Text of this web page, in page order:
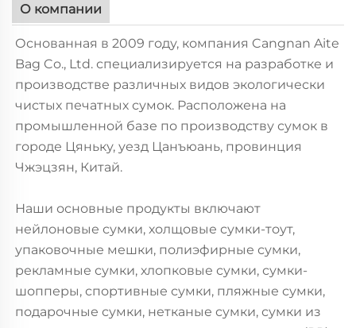
О компании
Основанная в 2009 году, компания Cangnan Aite
Bag Co., Ltd. специализируется на разработке и
производстве различных видов экологически
чистых печатных сумок. Расположена на
промышленной базе по производству сумок в
городе Цяньку, уезд Цанъюань, провинция
Чжэцзян, Китай.
Наши основные продукты включают
нейлоновые сумки, холщовые сумки-тоут,
упаковочные мешки, полиэфирные сумки,
рекламные сумки, хлопковые сумки, сумки-
шопперы, спортивные сумки, пляжные сумки,
подарочные сумки, нетканые сумки, сумки из